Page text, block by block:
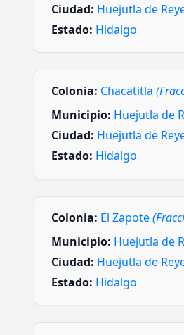
Ciudad: Huejutla de
Estado: Hidalgo
Colonia: Chacatitla
Municipio: Huejutla de
Ciudad: Huejutla de
Estado: Hidalgo
Colonia: El Zapote
Municipio: Huejutla de
Ciudad: Huejutla de
Estado: Hidalgo